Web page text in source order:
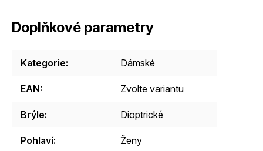
Doplňkové parametry
Kategorie: Dámské
EAN: Zvolte variantu
Brýle: Dioptrické
Pohlaví: Ženy